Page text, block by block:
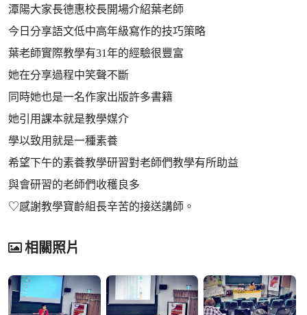
潭陽大家長德惠校長開場介紹葉老師
今日分享語文低中高年級寫作的技巧策略
葉老師實際教學有31年的經驗很豐富
她在分享過程中笑聲不斷
同時她也是一名作家出版許多書籍
她引用課本就是教學媒介
學以致用就是一種素養
希望下午的素養教學研習對老師們教學有所助益
與會研習的老師們收穫良多
♡感謝教學寶齡組長辛苦的接送講師。
相關照片